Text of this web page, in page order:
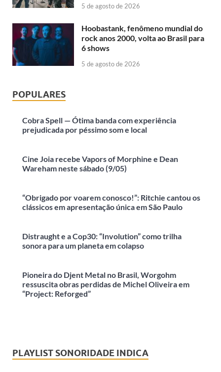
5 de agosto de 2026
Hoobastank, fenômeno mundial do
rock anos 2000, volta ao Brasil para
6 shows
5 de agosto de 2026
POPULARES
Cobra Spell — Ótima banda com experiência
prejudicada por péssimo som e local
Cine Joia recebe Vapors of Morphine e Dean
Wareham neste sábado (9/05)
“Obrigado por voarem conosco!”: Ritchie cantou os
clássicos em apresentação única em São Paulo
Distraught e a Cop30: “Involution” como trilha
sonora para um planeta em colapso
Pioneira do Djent Metal no Brasil, Worgohm
ressuscita obras perdidas de Michel Oliveira em
“Project: Reforged”
PLAYLIST SONORIDADE INDICA